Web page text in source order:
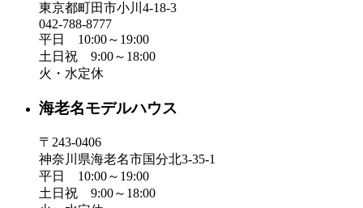
東京都町田市小川4-18-3
042-788-8777
平日 10:00～19:00
土日祝 9:00～18:00
火・水定休
海老名モデルハウス
〒243-0406
神奈川県海老名市国分北3-35-1
平日 10:00～19:00
土日祝 9:00～18:00